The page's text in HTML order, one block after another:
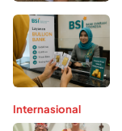
Internasional